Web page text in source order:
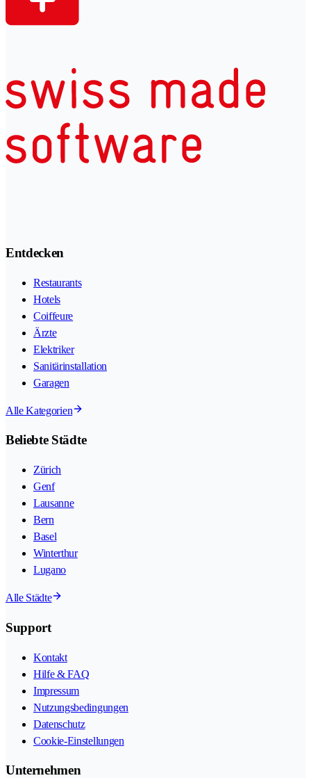
Entdecken
Restaurants
Hotels
Coiffeure
Ärzte
Elektriker
Sanitärinstallation
Garagen
Alle Kategorien
Beliebte Städte
Zürich
Genf
Lausanne
Bern
Basel
Winterthur
Lugano
Alle Städte
Support
Kontakt
Hilfe & FAQ
Impressum
Nutzungsbedingungen
Datenschutz
Cookie-Einstellungen
Unternehmen